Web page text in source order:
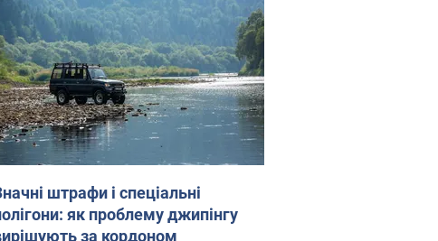
штрафи і спеціальні
як проблему джипінгу
за кордоном